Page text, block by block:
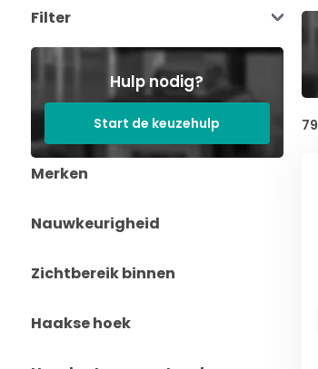
Filter
Hulp nodig?
Start de keuzehulp
Merken
Nauwkeurigheid
Zichtbereik binnen
Haakse hoek
79